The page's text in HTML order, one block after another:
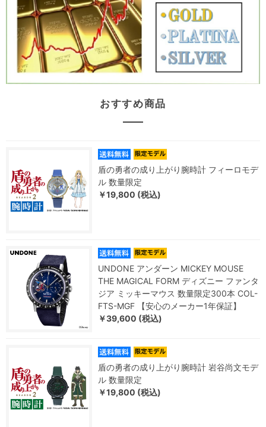
おすすめ商品
盾の勇者の成り上がり腕時計 フィーロモデ
ル 数量限定
￥19,800 (税込)
UNDONE アンダーン MICKEY MOUSE
THE MAGICAL FORM ディズニー ファンタ
ジア ミッキーマウス 数量限定300本 COL-
FTS-MGF 【安心のメーカー1年保証】
￥39,600 (税込)
盾の勇者の成り上がり腕時計 岩谷尚文モデ
ル 数量限定
￥19,800 (税込)